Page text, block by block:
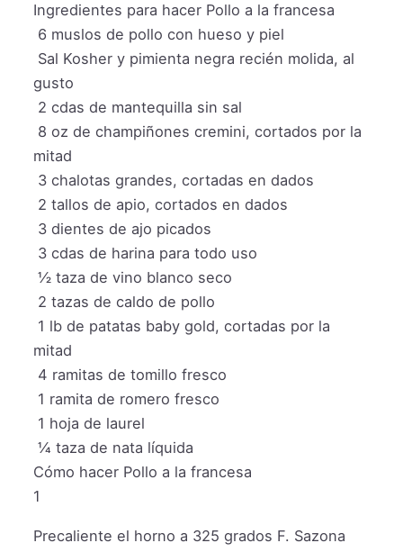
Ingredientes para hacer Pollo a la francesa
6 muslos de pollo con hueso y piel
Sal Kosher y pimienta negra recién molida, al
gusto
2 cdas de mantequilla sin sal
8 oz de champiñones cremini, cortados por la
mitad
3 chalotas grandes, cortadas en dados
2 tallos de apio, cortados en dados
3 dientes de ajo picados
3 cdas de harina para todo uso
½ taza de vino blanco seco
2 tazas de caldo de pollo
1 lb de patatas baby gold, cortadas por la
mitad
4 ramitas de tomillo fresco
1 ramita de romero fresco
1 hoja de laurel
¼ taza de nata líquida
Cómo hacer Pollo a la francesa
1
Precaliente el horno a 325 grados F. Sazona